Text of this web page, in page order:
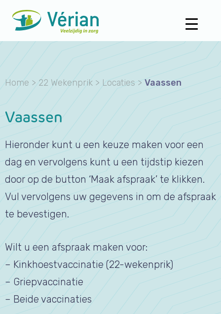
Home > 22 Wekenprik > Locaties > Vaassen
Vaassen
Hieronder kunt u een keuze maken voor een
dag en vervolgens kunt u een tijdstip kiezen
door op de button ‘Maak afspraak’ te klikken.
Vul vervolgens uw gegevens in om de afspraak
te bevestigen.
Wilt u een afspraak maken voor:
– Kinkhoestvaccinatie (22-wekenprik)
– Griepvaccinatie
– Beide vaccinaties